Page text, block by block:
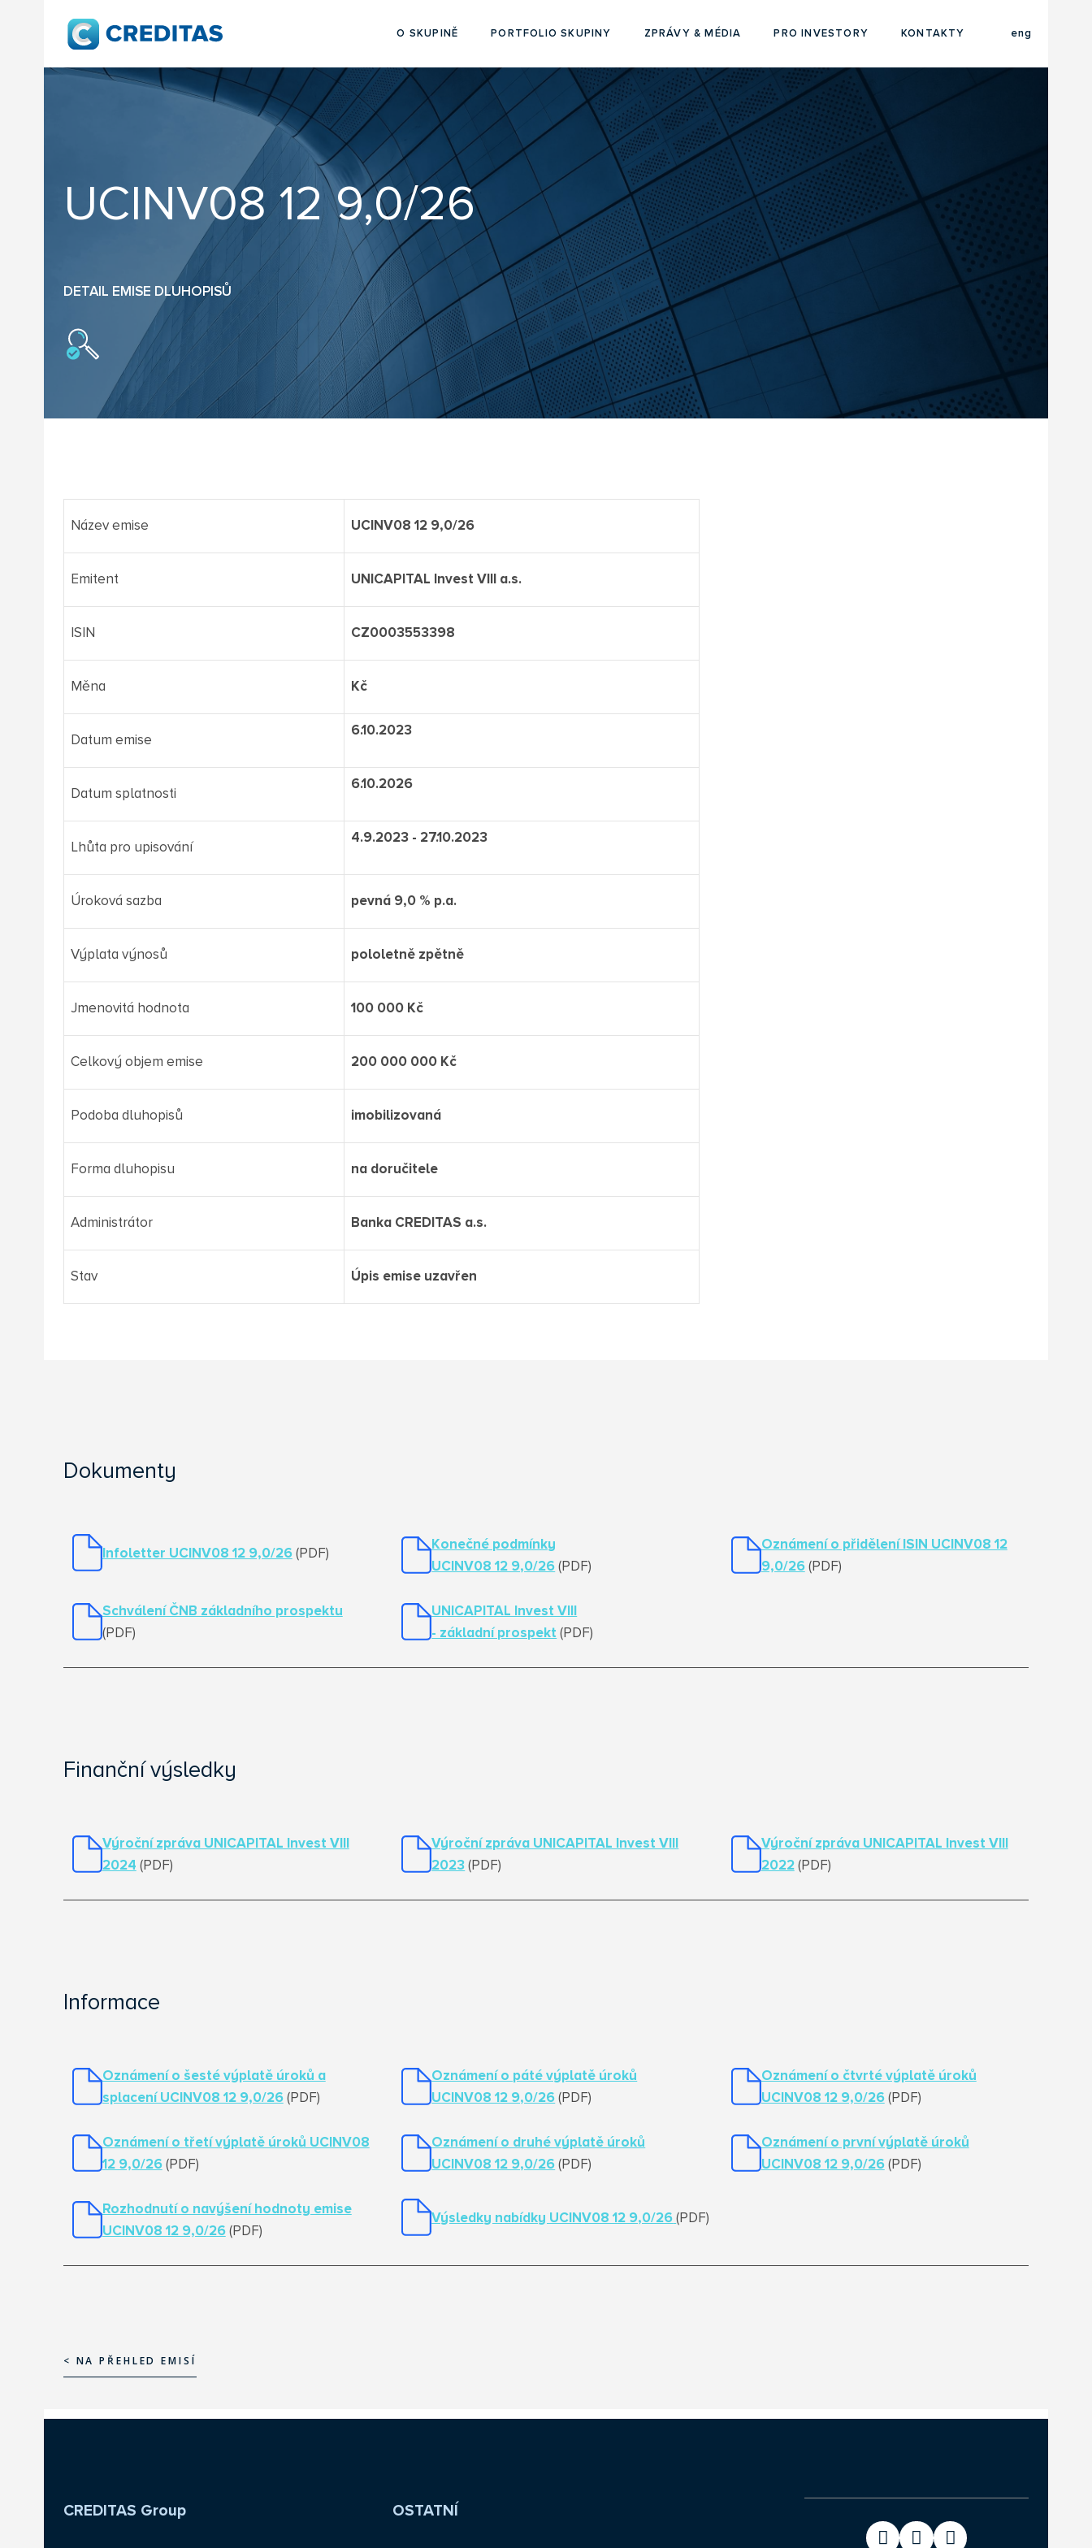
O SKUPINĚ PORTFOLIO SKUPINY ZPRÁVY & MÉDIA PRO INVESTORY KONTAKTY cze
eng
UCINV08 12 9,0/26
DETAIL EMISE DLUHOPISŮ
Název emise UCINV08 12 9,0/26
Emitent UNICAPITAL Invest VIII a.s.
ISIN CZ0003553398
Měna Kč
Datum emise
6.10.2023
Datum splatnosti
6.10.2026
Lhůta pro upisování
4.9.2023 - 27.10.2023
Úroková sazba pevná 9,0 % p.a.
Výplata výnosů pololetně zpětně
Jmenovitá hodnota 100 000 Kč
Celkový objem emise 200 000 000 Kč
Podoba dluhopisů imobilizovaná
Forma dluhopisu na doručitele
Administrátor Banka CREDITAS a.s.
Stav Úpis emise uzavřen
Dokumenty
Infoletter UCINV08 12 9,0/26(PDF)
Konečné podmínky
UCINV08 12 9,0/26 (PDF)
Oznámení o přidělení ISIN UCINV08 12
9,0/26(PDF)
Schválení ČNB základního prospektu
(PDF)
UNICAPITAL Invest VIII
- základní prospekt (PDF)
Finanční výsledky
Výroční zpráva UNICAPITAL Invest VIII
2024 (PDF)
Výroční zpráva UNICAPITAL Invest VIII
2023 (PDF)
Výroční zpráva UNICAPITAL Invest VIII
2022(PDF)
Informace
Oznámení o šesté výplatě úroků a
splacení UCINV08 12 9,0/26(PDF)
Oznámení o páté výplatě úroků
UCINV08 12 9,0/26 (PDF)
Oznámení o čtvrté výplatě úroků
UCINV08 12 9,0/26(PDF)
Oznámení o třetí výplatě úroků UCINV08
12 9,0/26(PDF)
Oznámení o druhé výplatě úroků
UCINV08 12 9,0/26 (PDF)
Oznámení o první výplatě úroků
UCINV08 12 9,0/26(PDF)
Rozhodnutí o navýšení hodnoty emise
UCINV08 12 9,0/26(PDF)
Výsledky nabídky UCINV08 12 9,0/26 (PDF)
< NA PŘEHLED EMISÍ
CREDITAS Group OSTATNÍ